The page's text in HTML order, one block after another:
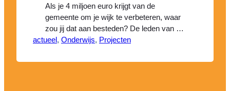
Als je 4 miljoen euro krijgt van de
gemeente om je wijk te verbeteren, waar
zou jij dat aan besteden? De leden van de
Kinderwijkraad uit het Soesterkwartier
met hun klasgenootjes hard over
actueel , Onderwijs, Projecten